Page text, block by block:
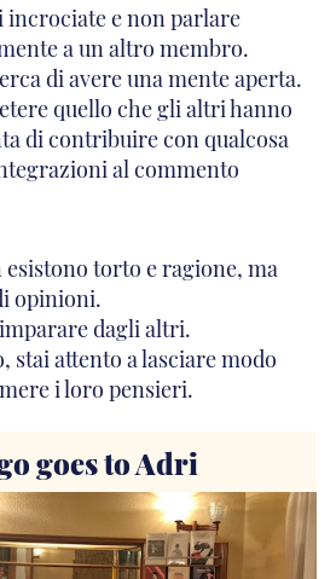
incrociate e non parlare
a un altro membro.
di avere una mente aperta.
quello che gli altri hanno
di contribuire con qualcosa
al commento
torto e ragione, ma
opinioni.
dagli altri.
stai attento a lasciare modo
i loro pensieri.
goes to Adri